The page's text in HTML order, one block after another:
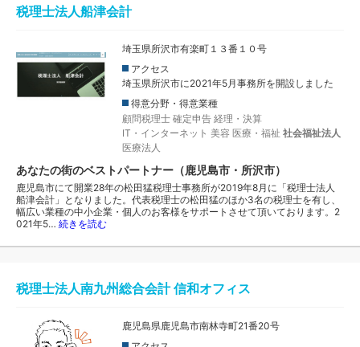
税理士法人船津会計
埼玉県所沢市有楽町１３番１０号
アクセス
埼玉県所沢市に2021年5月事務所を開設しました
得意分野・得意業種
顧問税理士 確定申告 経理・決算
IT・インターネット 美容 医療・福祉 社会福祉法人
医療法人
あなたの街のベストパートナー（鹿児島市・所沢市）
鹿児島市にて開業28年の松田猛税理士事務所が2019年8月に「税理士法人
船津会計」となりました。代表税理士の松田猛のほか3名の税理士を有し、
幅広い業種の中小企業・個人のお客様をサポートさせて頂いております。2
021年5… 続きを読む
税理士法人南九州総合会計 信和オフィス
鹿児島県鹿児島市南林寺町21番20号